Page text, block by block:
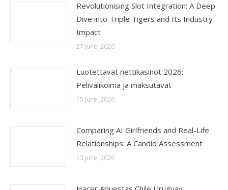
Revolutionising Slot Integration: A Deep
Dive into Triple Tigers and Its Industry
Impact
27 June, 2026
Luotettavat nettikasinot 2026:
Pelivalikoima ja maksutavat
15 June, 2026
Comparing AI Girlfriends and Real-Life
Relationships: A Candid Assessment
13 June, 2026